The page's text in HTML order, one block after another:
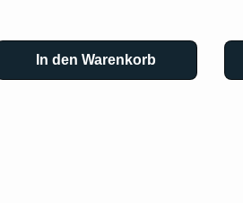
In den Warenkorb